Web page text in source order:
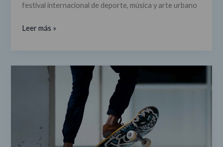
festival internacional de deporte, música y arte urbano
Leer más »
internacional
de